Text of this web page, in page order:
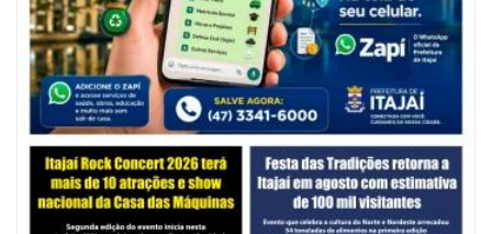
07/08/2026 | 07:00
Jordan Hang leva estratégias de marketing e vendas ao InspiraBQ, em